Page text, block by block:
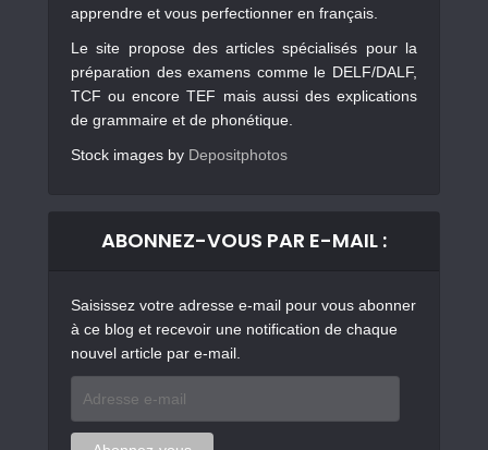
apprendre et vous perfectionner en français.
Le site propose des articles spécialisés pour la
préparation des examens comme le DELF/DALF,
TCF ou encore TEF mais aussi des explications
de grammaire et de phonétique.
Stock images by Depositphotos
ABONNEZ-VOUS PAR E-MAIL :
Saisissez votre adresse e-mail pour vous abonner
à ce blog et recevoir une notification de chaque
nouvel article par e-mail.
mail